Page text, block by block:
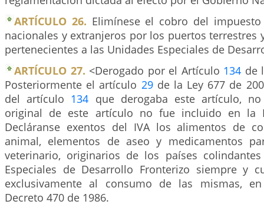
ARTÍCULO 26. Elimínese el cobro del
nacionales y extranjeros por los puertos terrestres
pertenecientes a las Unidades Especiales de
ARTÍCULO 27. <Derogado por el Artículo 134 de
Posteriormente el artículo 29de la Ley 677 de
del artículo 134 que derogaba este artículo,
original de este artículo no fue incluido en la
Decláranse exentos del IVA los alimentos de
animal, elementos de aseo y medicamentos
veterinario, originarios de los países
Especiales de Desarrollo Fronterizo siempre y
exclusivamente al consumo de las mismas,
Decreto 470 de 1986.